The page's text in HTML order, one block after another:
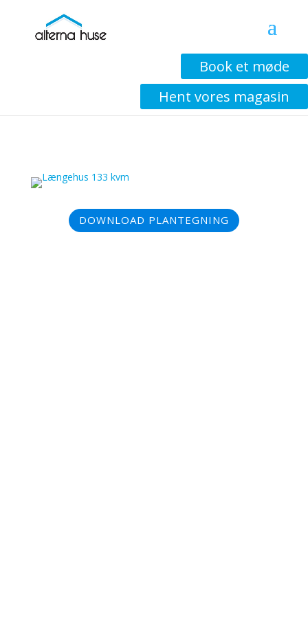
Book et møde
Hent vores magasin
Vinkelhus 160 KVM
DOWNLOAD PLANTEGNING